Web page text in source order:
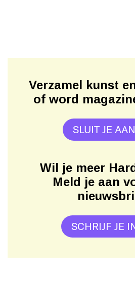
Verzamel kunst
of word
SLUIT JE AAN
Wil je meer
Meld je aan
SCHRIJF JE